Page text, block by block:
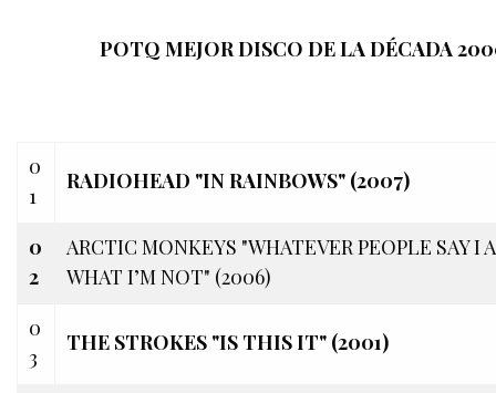
POTQ MEJOR DISCO DE LA DÉCADA
0
1
RADIOHEAD "IN RAINBOWS" (2007)
0
2
ARCTIC MONKEYS "WHATEVER PEOPLE SAY I
WHAT I’M NOT" (2006)
0
3
THE STROKES "IS THIS IT" (2001)